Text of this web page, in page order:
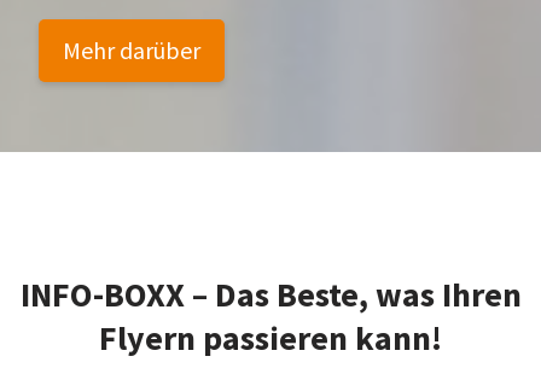
Mehr darüber
INFO-BOXX – Das Beste, was Ihren
Flyern passieren kann!